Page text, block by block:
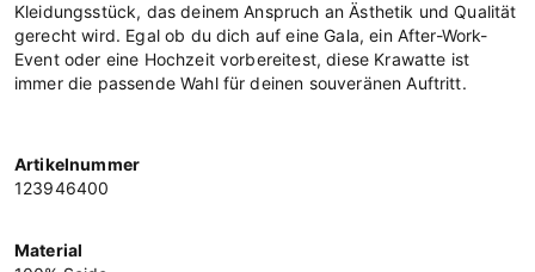
Kleidungsstück, das deinem Anspruch an Ästhetik und Qualität
gerecht wird. Egal ob du dich auf eine Gala, ein After-Work-
Event oder eine Hochzeit vorbereitest, diese Krawatte ist
immer die passende Wahl für deinen souveränen Auftritt.
Artikelnummer
123946400
Material